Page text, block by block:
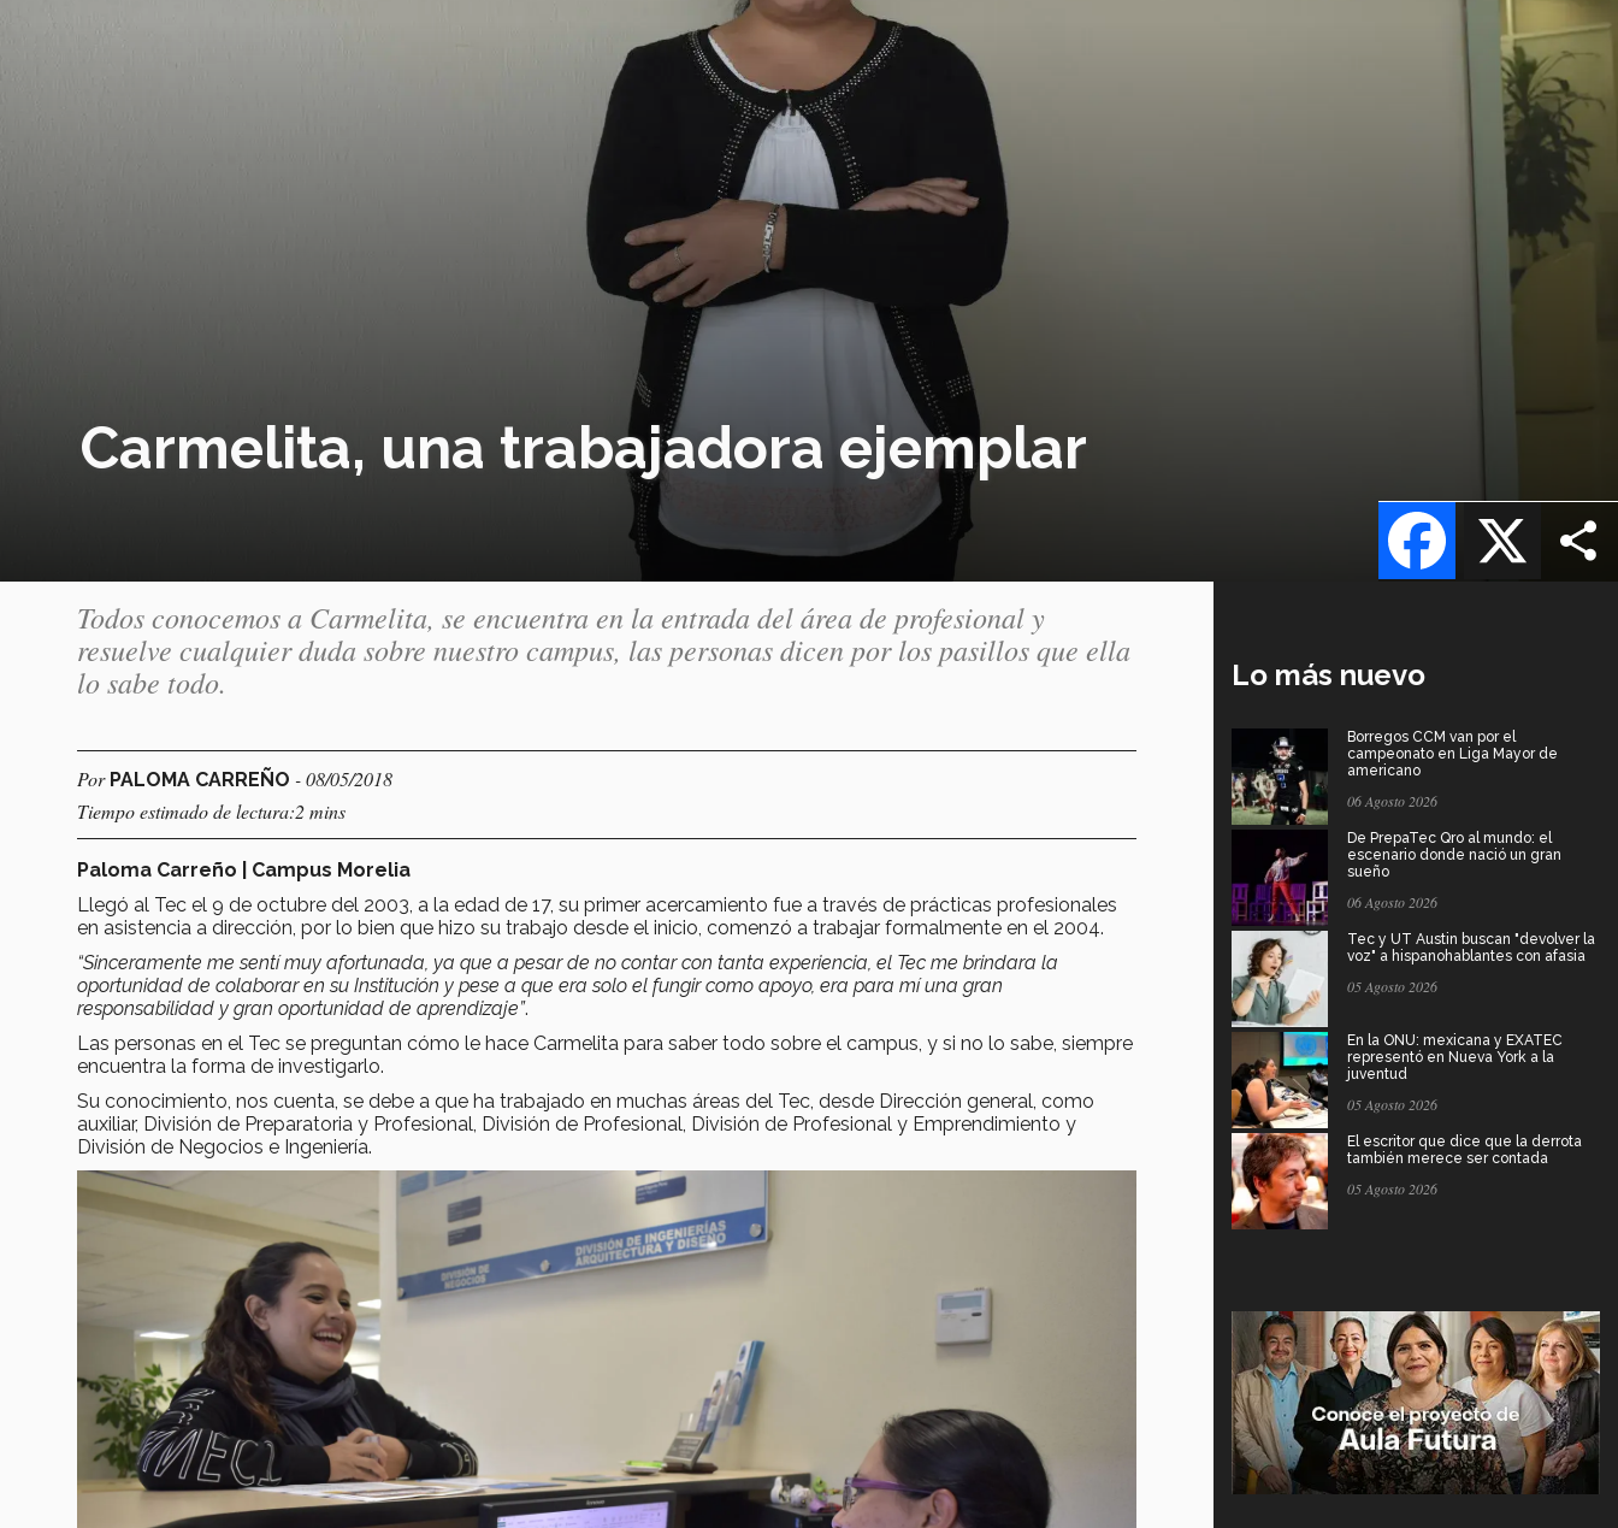
Carmelita, una trabajadora ejemplar
X
Facebook
Todos conocemos a Carmelita, se encuentra en la entrada del área de profesional y
resuelve cualquier duda sobre nuestro campus, las personas dicen por los pasillos que ella
lo sabe todo.
Por PALOMA CARREÑO - 08/05/2018
Tiempo estimado de lectura:2 mins
Paloma Carreño | Campus Morelia
Llegó al Tec el 9 de octubre del 2003, a la edad de 17, su primer acercamiento fue a través de prácticas profesionales
en asistencia a dirección, por lo bien que hizo su trabajo desde el inicio, comenzó a trabajar formalmente en el 2004.
“Sinceramente me sentí muy afortunada, ya que a pesar de no contar con tanta experiencia, el Tec me brindara la
oportunidad de colaborar en su Institución y pese a que era solo el fungir como apoyo, era para mí una gran
responsabilidad y gran oportunidad de aprendizaje”.
Las personas en el Tec se preguntan cómo le hace Carmelita para saber todo sobre el campus, y si no lo sabe, siempre
encuentra la forma de investigarlo.
Su conocimiento, nos cuenta, se debe a que ha trabajado en muchas áreas del Tec, desde Dirección general, como
auxiliar, División de Preparatoria y Profesional, División de Profesional, División de Profesional y Emprendimiento y
División de Negocios e Ingeniería.
Lo más nuevo
Borregos CCM van por el
campeonato en Liga Mayor de
americano
06 Agosto 2026
De PrepaTec Qro al mundo: el
escenario donde nació un gran
sueño
06 Agosto 2026
Tec y UT Austin buscan "devolver la
voz" a hispanohablantes con afasia
05 Agosto 2026
En la ONU: mexicana y EXATEC
representó en Nueva York a la
juventud
05 Agosto 2026
El escritor que dice que la derrota
también merece ser contada
05 Agosto 2026